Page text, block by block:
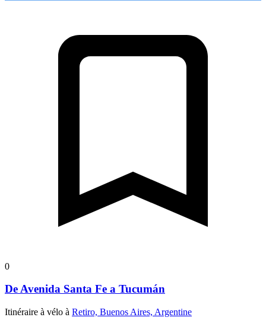
0
De Avenida Santa Fe a Tucumán
Itinéraire à vélo à Retiro, Buenos Aires, Argentine